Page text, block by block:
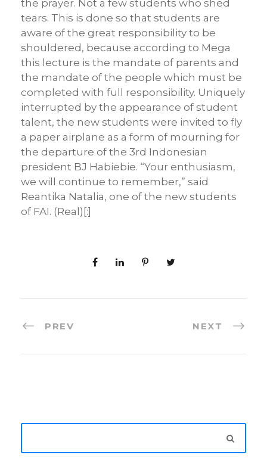
the prayer. Not a few students who shed
tears. This is done so that students are
aware of the great responsibility to be
shouldered, because according to Mega
this lecture is the mandate of parents and
the mandate of the people which must be
completed with full responsibility. Uniquely
interrupted by the appearance of student
talent, the new students were invited to fly
a paper airplane as a form of mourning for
the departure of the 3rd Indonesian
president BJ Habiebie. “Your enthusiasm,
we will continue to remember,” said
Reantika Natalia, one of the new students
of FAI. (Real)[:]
PREV NEXT